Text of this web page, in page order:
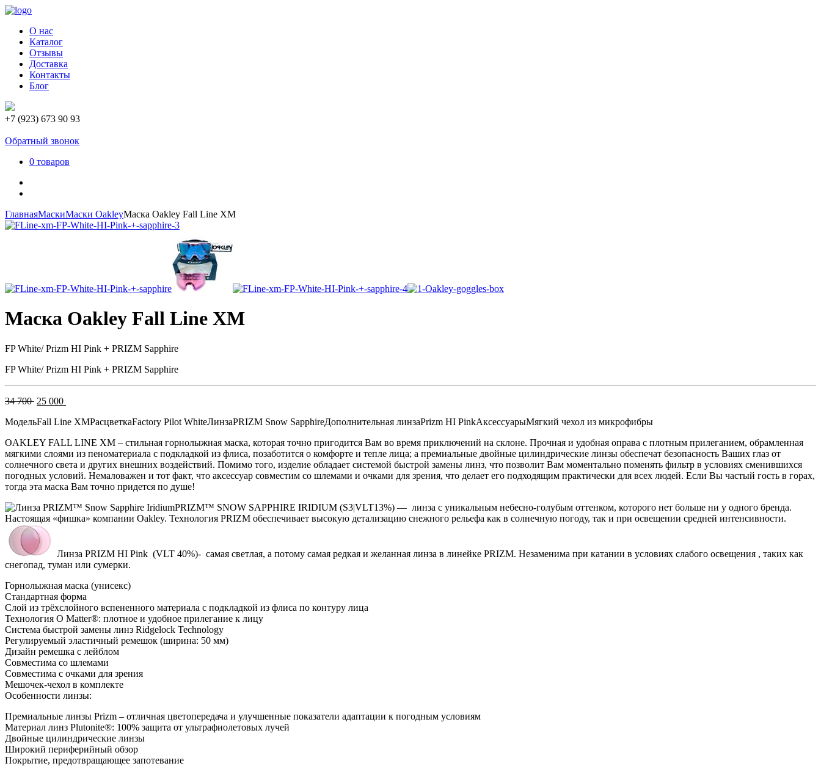
О нас
Каталог
Отзывы
Доставка
Контакты
Блог
+7 (923) 673 90 93
Обратный звонок
0 товаров
ГлавнаяМаскиМаски OakleyМаска Oakley Fall Line XM
Маска Oakley Fall Line XM
FP White/ Prizm HI Pink + PRIZM Sapphire
FP White/ Prizm HI Pink + PRIZM Sapphire
34 700 Первоначальная
составляла
700 .
25 000
25
МодельFall Line XMРасцветкаFactory Pilot WhiteЛинзаPRIZM Snow SapphireДополнительная линзаPrizm HI PinkАксессуарыМягкий чехол из микрофибры
OAKLEY FALL LINE XM – стильная горнолыжная маска, которая точно пригодится Вам во время приключений на склоне. Прочная и удобная оправа с плотным прилеганием, обрамленная
мягкими слоями из пеноматериала с подкладкой из флиса, позаботится о комфорте и тепле лица; а премиальные двойные цилиндрические линзы обеспечат безопасность Ваших глаз от
солнечного света и других внешних воздействий. Помимо того, изделие обладает системой быстрой замены линз, что позволит Вам моментально поменять фильтр в условиях сменившихся
погодных условий. Немаловажен и тот факт, что аксессуар совместим со шлемами и очками для зрения, что делает его подходящим практически для всех людей. Если Вы частый гость в горах,
тогда эта маска Вам точно придется по душе!
PRIZM™ SNOW SAPPHIRE IRIDIUM (S3|VLT13%) — линза с уникальным небесно-голубым оттенком, которого нет больше ни у одного бренда.
Настоящая «фишка» компании Oakley. Технология PRIZM обеспечивает высокую детализацию снежного рельефа как в солнечную погоду, так и при освещении средней интенсивности.
Линза PRIZM HI Pink (VLT 40%)- самая светлая, а потому самая редкая и желанная линза в линейке PRIZM. Незаменима при катании в условиях слабого освещения , таких как
снегопад, туман или сумерки.
Горнолыжная маска (унисекс)
Стандартная форма
Слой из трёхслойного вспененного материала с подкладкой из флиса по контуру лица
Технология O Matter®: плотное и удобное прилегание к лицу
Система быстрой замены линз Ridgelock Technology
Регулируемый эластичный ремешок (ширина: 50 мм)
Дизайн ремешка с лейблом
Совместима со шлемами
Совместима с очками для зрения
Мешочек-чехол в комплекте
Особенности линзы:
Премиальные линзы Prizm – отличная цветопередача и улучшенные показатели адаптации к погодным условиям
Материал линз Plutonite®: 100% защита от ультрафиолетовых лучей
Двойные цилиндрические линзы
Широкий периферийный обзор
Покрытие, предотвращающее запотевание